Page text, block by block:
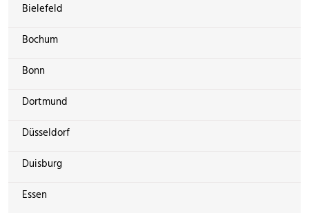
Bielefeld
Bochum
Bonn
Dortmund
Düsseldorf
Duisburg
Essen